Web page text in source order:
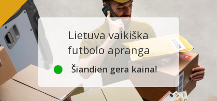
Lietuva vaikiška
futbolo apranga
Šiandien gera kaina!